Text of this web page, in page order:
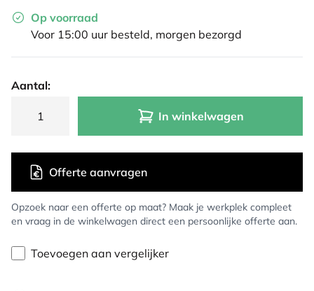
Op voorraad
Voor 15:00 uur besteld, morgen bezorgd
Aantal:
In winkelwagen
Opzoek naar een offerte op maat? Maak je werkplek compleet
en vraag in de winkelwagen direct een persoonlijke offerte aan.
Offerte aanvragen
Toevoegen aan vergelijker